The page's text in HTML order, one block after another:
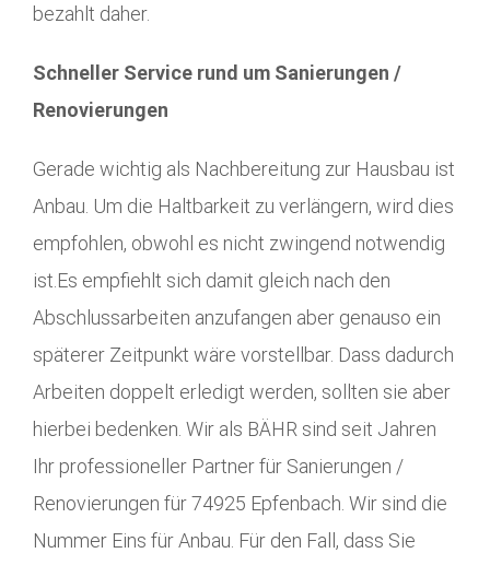
bezahlt daher.
Schneller Service rund um Sanierungen /
Renovierungen
Gerade wichtig als Nachbereitung zur Hausbau ist
Anbau. Um die Haltbarkeit zu verlängern, wird dies
empfohlen, obwohl es nicht zwingend notwendig
ist.Es empfiehlt sich damit gleich nach den
Abschlussarbeiten anzufangen aber genauso ein
späterer Zeitpunkt wäre vorstellbar. Dass dadurch
Arbeiten doppelt erledigt werden, sollten sie aber
hierbei bedenken. Wir als BÄHR sind seit Jahren
Ihr professioneller Partner für Sanierungen /
Renovierungen für 74925 Epfenbach. Wir sind die
Nummer Eins für Anbau. Für den Fall, dass Sie